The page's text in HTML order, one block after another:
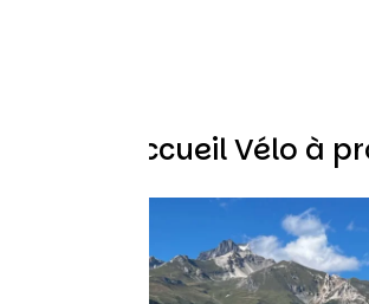
Autres Accueil Vélo à